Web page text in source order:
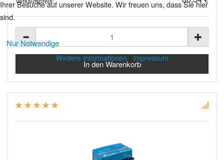
Ihrer Besuche auf unserer Website. Wir freuen uns, dass Sie hier
sind.
Nur Notwendige
Weitere Informationen|Impressum